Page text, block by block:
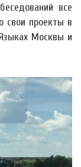
все
свои проекты в
Москвы и